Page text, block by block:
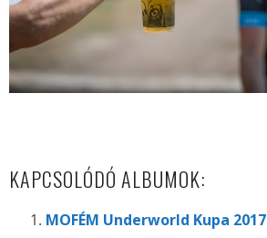
KAPCSOLÓDÓ ALBUMOK:
MOFÉM Underworld Kupa 2017